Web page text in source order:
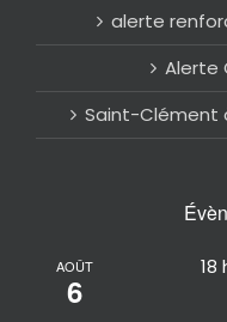
alerte
Alerte
Saint-Clément
AOÛT
6
18